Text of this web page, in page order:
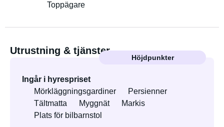
Toppägare
Utrustning & tjänster
Höjdpunkter
Ingår i hyrespriset
Mörkläggningsgardiner
Persienner
Tältmatta
Myggnät
Markis
Plats för bilbarnstol